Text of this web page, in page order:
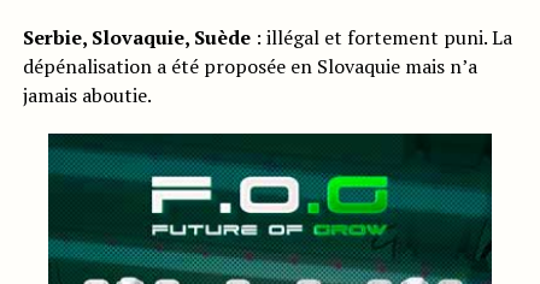
Serbie, Slovaquie, Suède: illégal et fortement puni. La
dépénalisation a été proposée en Slovaquie mais n’a
jamais aboutie.